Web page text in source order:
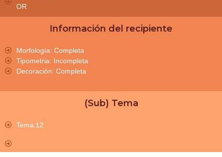
OR
Información del recipiente
Morfología: Completa
Tipometria: Incompleta
Decoración: Completa
(Sub) Tema
Tema:12